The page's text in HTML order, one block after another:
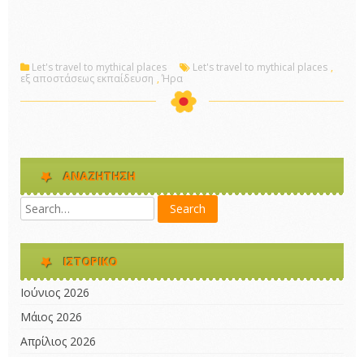
Let's travel to mythical places Let's travel to mythical places ,
εξ αποστάσεως εκπαίδευση , Ήρα
ΑΝΑΖΉΤΗΣΗ
ΙΣΤΟΡΙΚΌ
Ιούνιος 2026
Μάιος 2026
Απρίλιος 2026